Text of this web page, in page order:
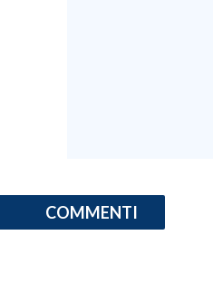
COMMENTI